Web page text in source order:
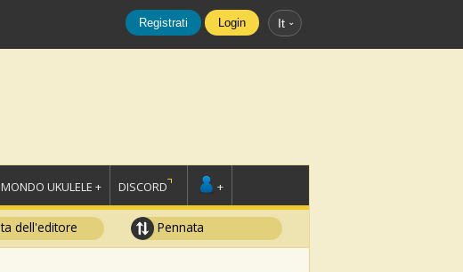
Registrati Login It
MONDO UKULELE + DISCORD +
dell'editore Pennata